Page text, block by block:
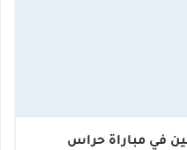
في مباراة حراس